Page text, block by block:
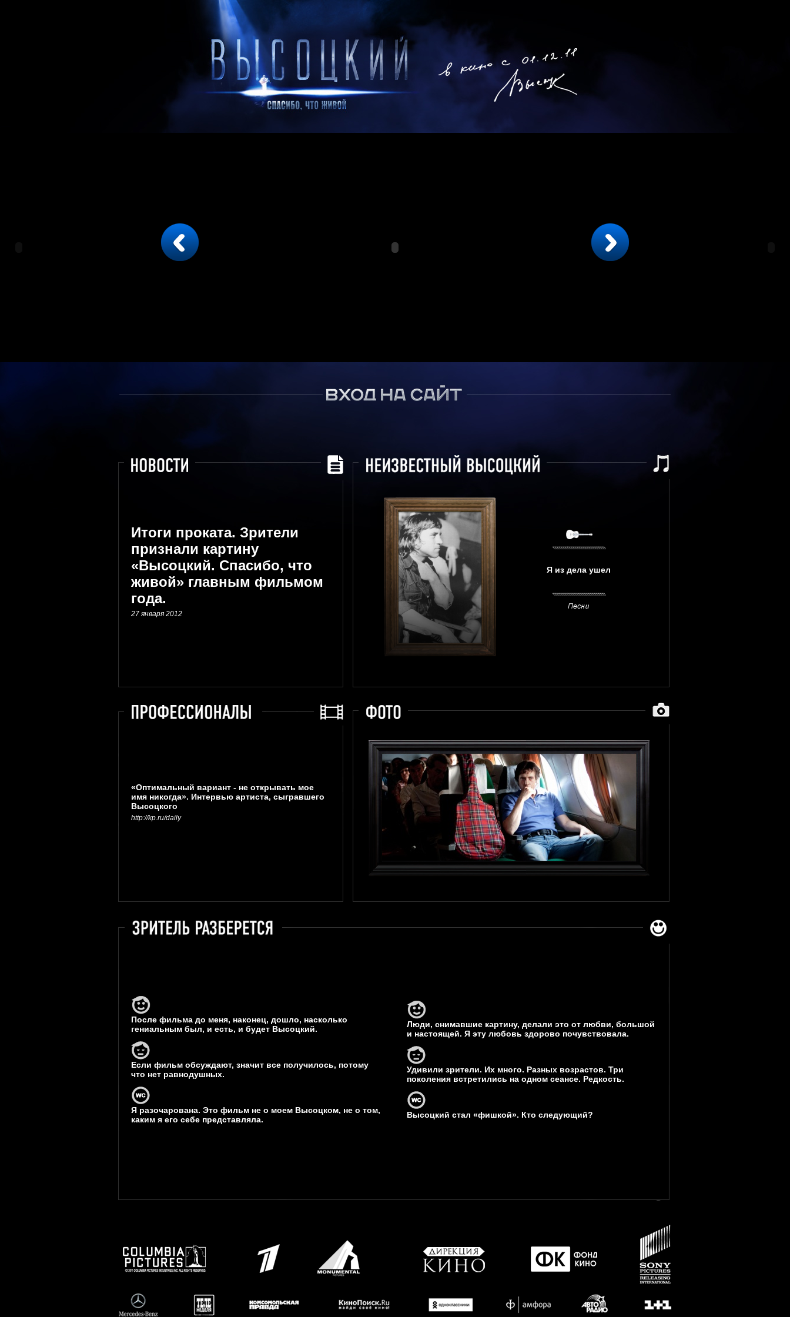
Итоги проката. Зрители
признали картину
«Высоцкий. Спасибо, что
живой» главным фильмом
года.
27 января 2012
Я из дела ушел
«Оптимальный вариант - не открывать мое
имя никогда». Интервью артиста, сыгравшего
Высоцкого
http://kp.ru/daily
После фильма до меня, наконец, дошло, насколько
гениальным был, и есть, и будет Высоцкий.
Если фильм обсуждают, значит все получилось, потому
что нет равнодушных.
Я разочарована. Это фильм не о моем Высоцком, не о том,
каким я его себе представляла.
Люди, снимавшие картину, делали это от любви, большой
и настоящей. Я эту любовь здорово почувствовала.
Удивили зрители. Их много. Разных возрастов. Три
поколения встретились на одном сеансе. Редкость.
Высоцкий стал «фишкой». Кто следующий?